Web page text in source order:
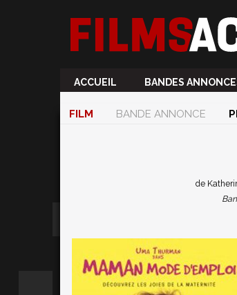
ACCUEIL BANDES
FILM BANDE ANNONCE
de